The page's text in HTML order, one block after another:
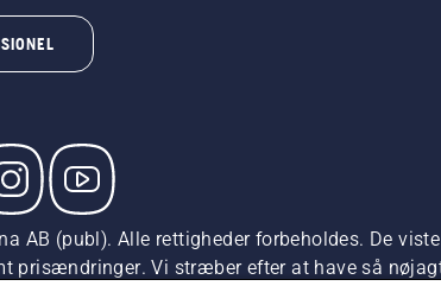
AB (publ). Alle rettigheder forbeholdes. De
prisændringer. Vi stræber efter at have så